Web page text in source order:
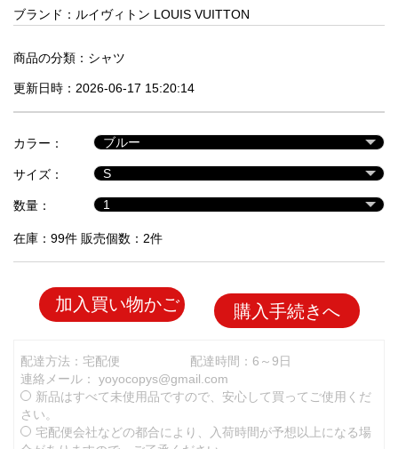
気
商
セ
ル
品
ブランド： ルイヴィトン LOUIS VUITTON
商品の分類： シャツ
更新日時：2026-06-17 15:20:14
カラー：
サイズ：
数量：
在庫：99件 販売個数：2件
加入買い物かご 購入手続きへ
配達方法：宅配便
配達時間：6～9日
連絡メール： yoyocopys@gmail.com
新品はすべて未使用品ですので、安心して買ってご使用くだ
さい。
宅配便会社などの都合により、入荷時間が予想以上になる場